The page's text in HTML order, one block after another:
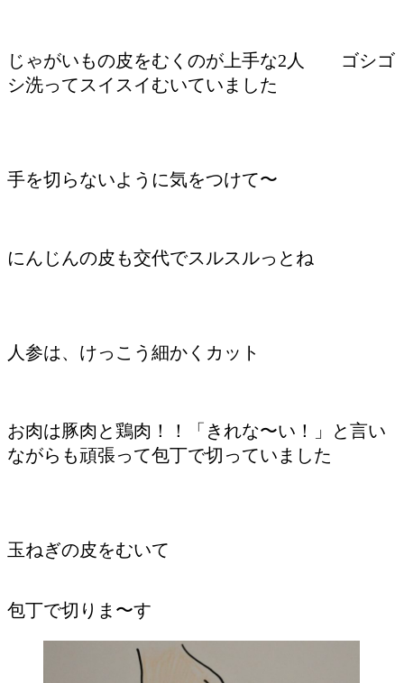
じゃがいもの皮をむくのが上手な2人 ゴシゴ
シ洗ってスイスイむいていました
手を切らないように気をつけて〜
にんじんの皮も交代でスルスルっとね
人参は、けっこう細かくカット
お肉は豚肉と鶏肉！！「きれな〜い！」と言い
ながらも頑張って包丁で切っていました
玉ねぎの皮をむいて
包丁で切りま〜す